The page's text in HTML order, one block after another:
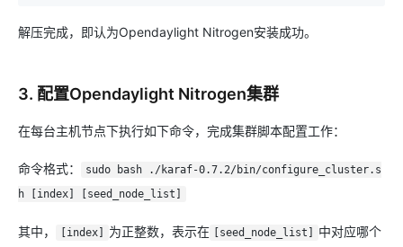
解压完成，即认为Opendaylight Nitrogen安装成功。
3. 配置Opendaylight Nitrogen集群
在每台主机节点下执行如下命令，完成集群脚本配置工作：
命令格式：
sudo bash ./karaf-0.7.2/bin/configure_cluster.s
h [index] [seed_node_list]
其中， [index] 为正整数，表示在 [seed_node_list]
中对应哪个